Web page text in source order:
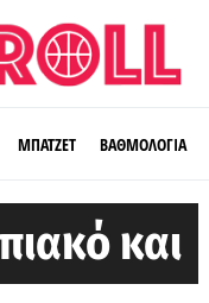
ΜΠΑΤΖΕΤ ΒΑΘΜΟΛΟΓΙΑ
και